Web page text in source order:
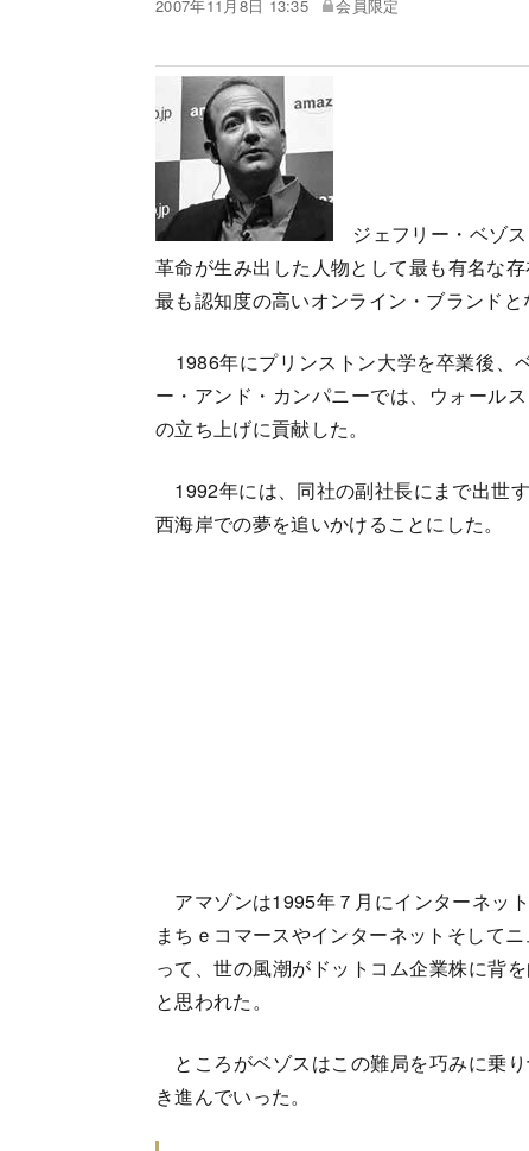
2007年11月8日 13:35 会員限定
ジェフリー・ベゾ
革命が生み出した人物として最も有名な
最も認知度の高いオンライン・ブランドと
1986年にプリンストン大学を卒業後、
ー・アンド・カンパニーでは、ウォール
の立ち上げに貢献した。
1992年には、同社の副社長にまで出世
西海岸での夢を追いかけることにした。
アマゾンは1995年７月にインターネッ
まちｅコマースやインターネットそして
って、世の風潮がドットコム企業株に背
と思われた。
ところがベゾスはこの難局を巧みに乗
き進んでいった。